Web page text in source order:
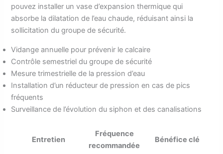
pouvez installer un vase d’expansion thermique qui
absorbe la dilatation de l’eau chaude, réduisant ainsi la
sollicitation du groupe de sécurité.
Vidange annuelle pour prévenir le calcaire
Contrôle semestriel du groupe de sécurité
Mesure trimestrielle de la pression d’eau
Installation d’un réducteur de pression en cas de pics
fréquents
Surveillance de l’évolution du siphon et des canalisations
Entretien
Fréquence
recommandée
Bénéfice clé